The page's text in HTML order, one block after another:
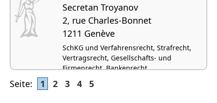
Secretan Troyanov
2, rue Charles-Bonnet
1211 Genève
SchKG und Verfahrensrecht, Strafrecht,
Vertragsrecht, Gesellschafts- und
Firmenrecht, Bankenrecht
Seite: 1 2 3 4 5